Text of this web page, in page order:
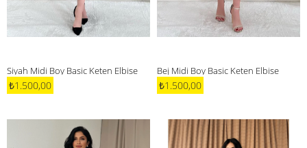
Siyah Midi Boy Basic Keten Elbise
₺1.500,00
Bej Midi Boy Basic Keten Elbise
₺1.500,00